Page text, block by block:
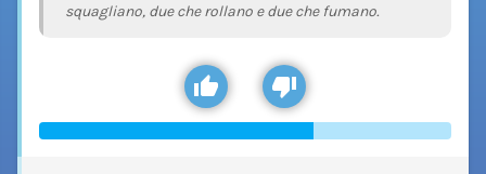
squagliano, due che rollano e due che fumano.